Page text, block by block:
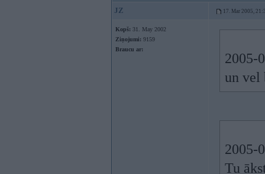
JZ 17. Mar 2005,
Kopš: 31. May 2002
Ziņojumi: 9159
Braucu ar:
2005-
un vel
2005-
Tu